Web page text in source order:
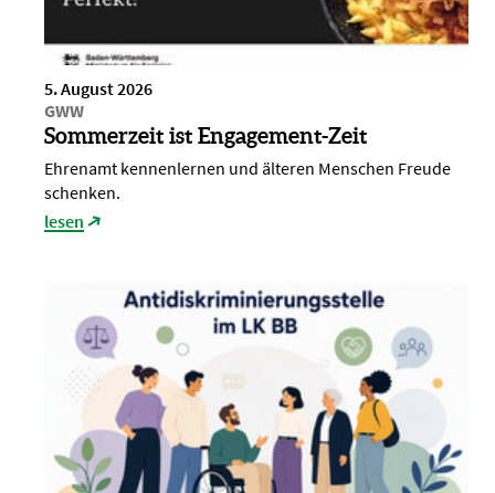
5. August 2026
GWW
Sommerzeit ist Engagement-Zeit
Ehrenamt kennenlernen und älteren Menschen Freude
schenken.
lesen